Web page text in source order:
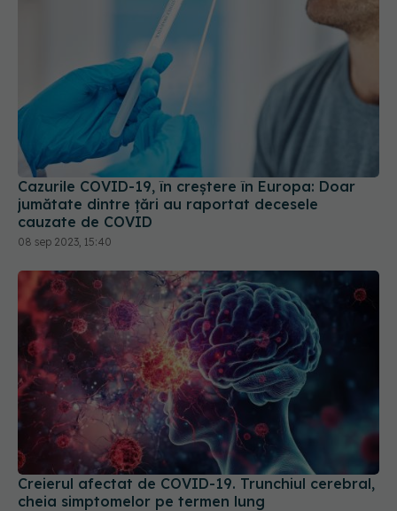
Cazurile COVID-19, în creștere în Europa: Doar
jumătate dintre țări au raportat decesele
cauzate de COVID
08 sep 2023, 15:40
Creierul afectat de COVID-19. Trunchiul cerebral,
cheia simptomelor pe termen lung